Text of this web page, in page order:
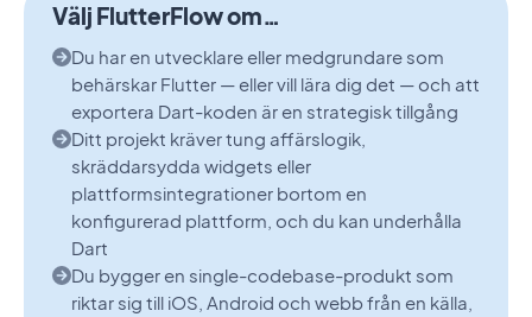
Välj FlutterFlow om…
Du har en utvecklare eller medgrundare som
behärskar Flutter — eller vill lära dig det — och att
exportera Dart-koden är en strategisk tillgång
Ditt projekt kräver tung affärslogik,
skräddarsydda widgets eller
plattformsintegrationer bortom en
konfigurerad plattform, och du kan underhålla
Dart
Du bygger en single-codebase-produkt som
riktar sig till iOS, Android och webb från en källa,